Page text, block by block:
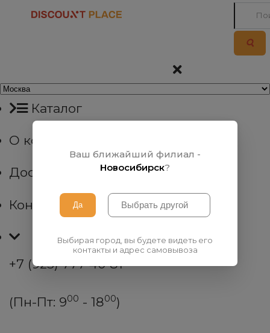
Каталог
О компании
Доставка
Контакты
+7 (923) 777 40 81
(Пн-Пт: 900 - 1800)
Ваш ближайший филиал -
Новосибирск?
Выбирая город, вы будете видеть его
контакты и адрес самовывоза